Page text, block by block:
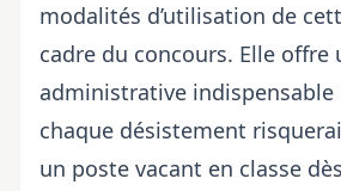
modalités d’utilisation de
cadre du concours. Elle
administrative indispensable
chaque désistement
un poste vacant en classe